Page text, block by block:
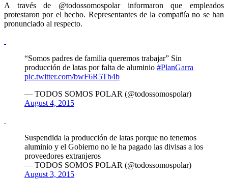
A través de @todossomospolar informaron que empleados
protestaron por el hecho. Representantes de la compañía no se han
pronunciado al respecto.
“Somos padres de familia queremos trabajar” Sin
producción de latas por falta de aluminio #PlanGarra
pic.twitter.com/bwF6R5Tb4b
— TODOS SOMOS POLAR (@todossomospolar)
August 4, 2015
Suspendida la producción de latas porque no tenemos
aluminio y el Gobierno no le ha pagado las divisas a los
proveedores extranjeros
— TODOS SOMOS POLAR (@todossomospolar)
August 3, 2015